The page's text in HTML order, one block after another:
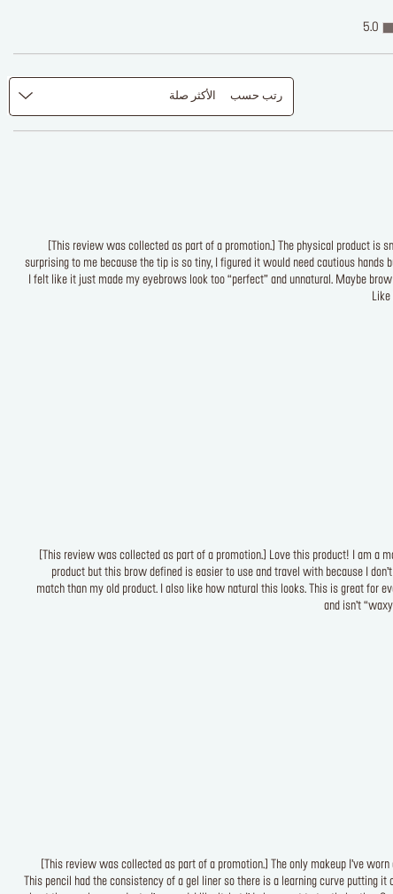
5.0
رتب حسب الأكثر صلة
[This review was collected as part of a promotion.] The physical product is
surprising to me because the tip is so tiny, I figured it would need cautious hands
I felt like it just made my eyebrows look too “perfect” and unnatural. Maybe
[This review was collected as part of a promotion.] Love this product! I am a
product but this brow defined is easier to use and travel with because I
match than my old product. I also like how natural this looks. This is great for
and isn’t
[This review was collected as part of a promotion.] The only makeup I’ve
This pencil had the consistency of a gel liner so there is a learning curve putting